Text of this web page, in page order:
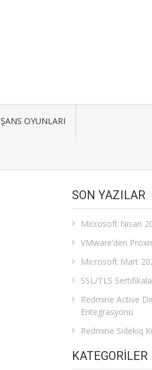
ŞANS OYUNLARI
SON YAZILAR
Microsoft Nisan
VMware’den
Microsoft Mart
SSL/TLS
Redmine Active
Entegrasyonu
Redmine Sidekiq
KATEGORILER